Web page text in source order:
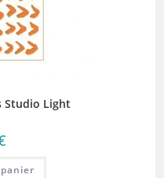
Studio Light